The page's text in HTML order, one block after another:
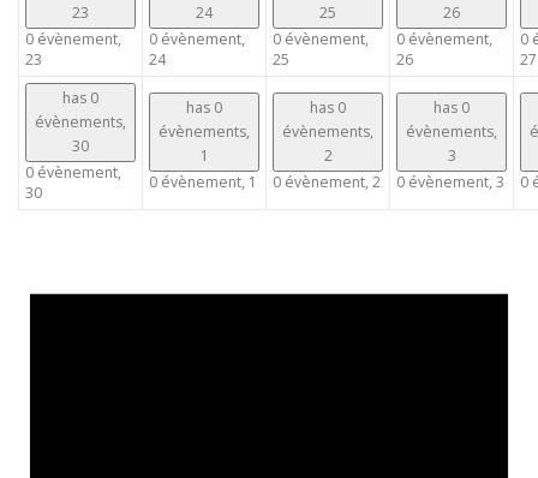
23
0 évènement,
23
24
0 évènement,
24
25
0 évènement,
25
26
0 évènement,
26
0
27
has 0
évènements,
30
0 évènement,
30
has 0
évènements,
1
0 évènement, 1
has 0
évènements,
2
0 évènement, 2
has 0
évènements,
3
0 évènement, 3 0